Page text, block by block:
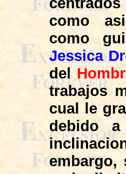
como
como
Jessica
del
trabajos
cual le
debido
embargo,